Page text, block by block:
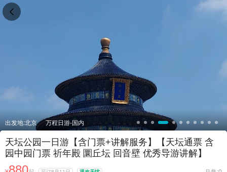
出发地:北京 万程日游-国内
天坛公园一日游【含门票+讲解服务】【天坛通票 含
园中园门票 祈年殿 圜丘坛 回音壁 优秀导游讲解】
